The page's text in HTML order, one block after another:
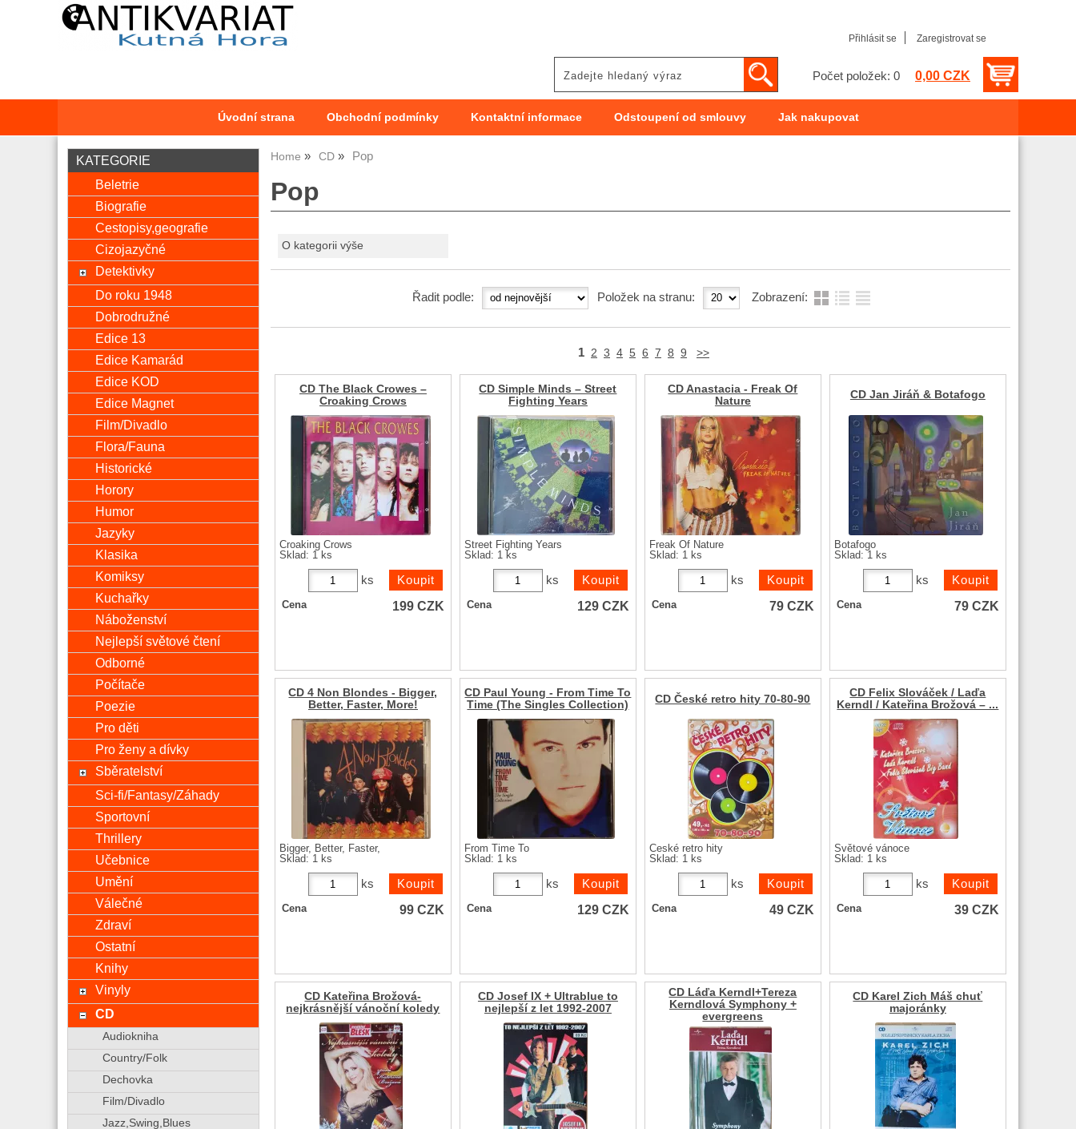
Přihlásit se Zaregistrovat se
Počet položek: 0 0,00 CZK
Úvodní strana Obchodní podmínky Kontaktní informace Odstoupení od smlouvy Jak nakupovat
Home CD Pop
Pop
O kategorii výše
Řadit podle: Položek na stranu: Zobrazení:
1 2 3 4 5 6 7 8 9 >>
CD The Black Crowes –
Croaking Crows
Croaking Crows
Sklad: 1 ks
ks
Cena 199 CZK
CD Simple Minds – Street
Fighting Years
Street Fighting Years
Sklad: 1 ks
ks
Cena 129 CZK
CD Anastacia - Freak Of
Nature
Freak Of Nature
Sklad: 1 ks
ks
Cena 79 CZK
CD Jan Jiráň & Botafogo
Botafogo
Sklad: 1 ks
ks
Cena 79 CZK
CD 4 Non Blondes - Bigger,
Better, Faster, More!
Bigger, Better, Faster,
Sklad: 1 ks
ks
Cena 99 CZK
CD Paul Young - From Time To
Time (The Singles Collection)
From Time To
Sklad: 1 ks
ks
Cena 129 CZK
CD České retro hity 70-80-90
České retro hity
Sklad: 1 ks
ks
Cena 49 CZK
CD Felix Slováček / Laďa
Kerndl / Kateřina Brožová – ...
Světové vánoce
Sklad: 1 ks
ks
Cena 39 CZK
CD Kateřina Brožová-
nejkrásnější vánoční koledy
CD Josef IX + Ultrablue to
nejlepší z let 1992-2007
CD Láďa Kerndl+Tereza
Kerndlová Symphony +
evergreens
CD Karel Zich Máš chuť
majoránky
KATEGORIE
Beletrie
Biografie
Cestopisy,geografie
Cizojazyčné
Detektivky
Do roku 1948
Dobrodružné
Edice 13
Edice Kamarád
Edice KOD
Edice Magnet
Film/Divadlo
Flora/Fauna
Historické
Horory
Humor
Jazyky
Klasika
Komiksy
Kuchařky
Náboženství
Nejlepší světové čtení
Odborné
Počítače
Poezie
Pro děti
Pro ženy a dívky
Sběratelství
Sci-fi/Fantasy/Záhady
Sportovní
Thrillery
Učebnice
Umění
Válečné
Zdraví
Ostatní
Knihy
Vinyly
CD
Audiokniha
Country/Folk
Dechovka
Film/Divadlo
Jazz,Swing,Blues